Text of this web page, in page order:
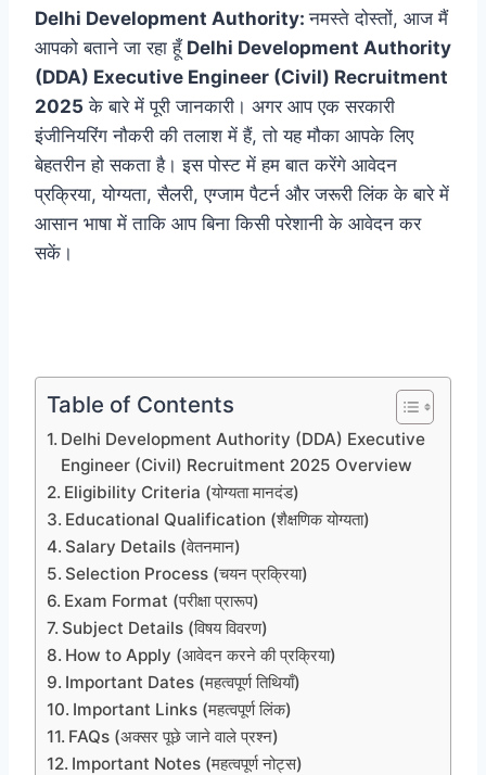
Delhi Development Authority:नमस्ते दोस्तों, आज मैं
आपको बताने जा रहा हूँ Delhi Development Authority
(DDA) Executive Engineer (Civil) Recruitment
2025 के बारे में पूरी जानकारी। अगर आप एक सरकारी
इंजीनियरिंग नौकरी की तलाश में हैं, तो यह मौका आपके लिए
बेहतरीन हो सकता है। इस पोस्ट में हम बात करेंगे आवेदन
प्रक्रिया, योग्यता, सैलरी, एग्जाम पैटर्न और जरूरी लिंक के बारे में
आसान भाषा में ताकि आप बिना किसी परेशानी के आवेदन कर
सकें।
Table of Contents
Delhi Development Authority (DDA) Executive
Engineer (Civil) Recruitment 2025 Overview
Eligibility Criteria (योग्यता मानदंड)
Educational Qualification (शैक्षणिक योग्यता)
Salary Details (वेतनमान)
Selection Process (चयन प्रक्रिया)
Exam Format (परीक्षा प्रारूप)
Subject Details (विषय विवरण)
How to Apply (आवेदन करने की प्रक्रिया)
Important Dates (महत्वपूर्ण तिथियाँ)
Important Links (महत्वपूर्ण लिंक)
FAQs (अक्सर पूछे जाने वाले प्रश्न)
Important Notes (महत्वपूर्ण नोट्स)